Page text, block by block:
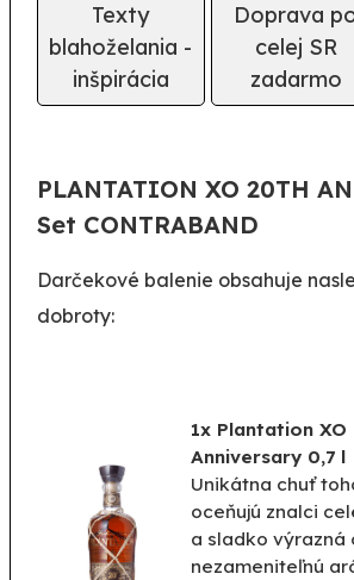
Texty
blahoželania -
inšpirácia
Doprava
celej SR
zadarmo
PLANTATION XO 20TH
Set CONTRABAND
Darčekové balenie obsahuje
dobroty:
1x Plantation XO
Anniversary 0,7 l
Unikátna chuť
oceňujú znalci
a sladko výrazná
nezameniteľnú